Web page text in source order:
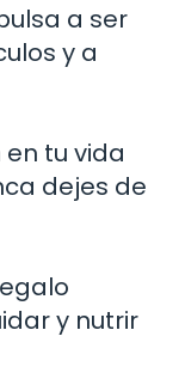
a ser
y a
tu vida
dejes de
y nutrir